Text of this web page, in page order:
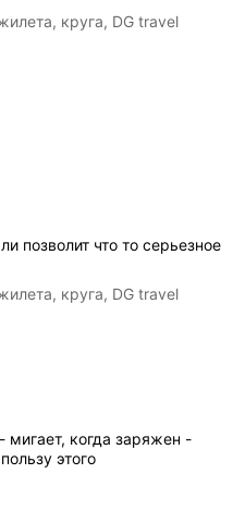
круга, DG travel
позволит что то серьезное
круга, DG travel
мигает, когда заряжен -
этого